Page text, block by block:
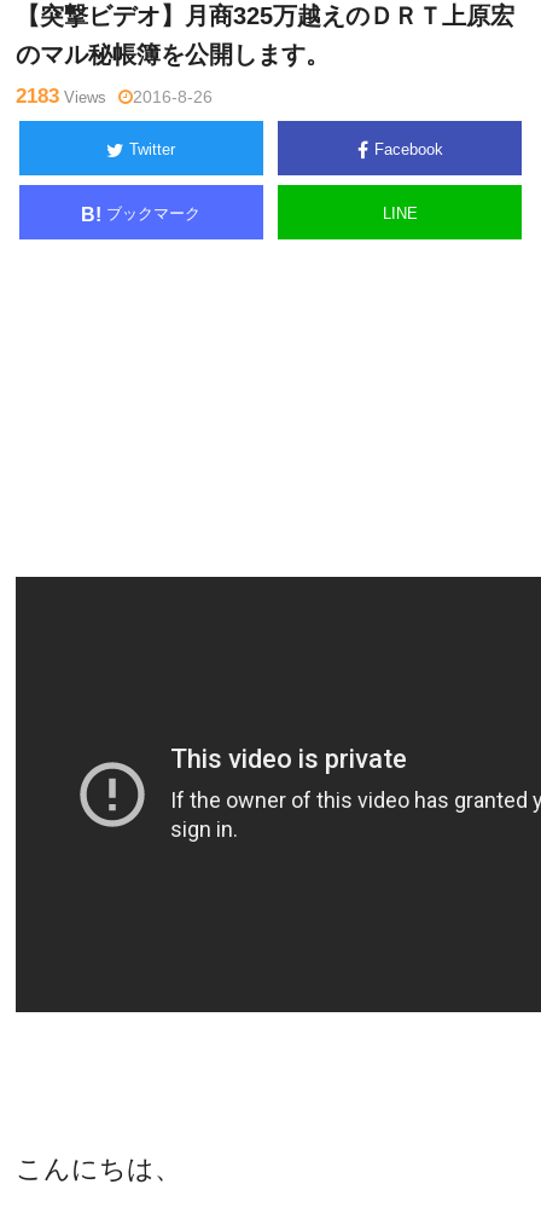
【突撃ビデオ】月商325万越えのＤＲＴ上原宏
のマル秘帳簿を公開します。
2183 Views 2016-8-26
Twitter Facebook
B! ブックマーク LINE
こんにちは、